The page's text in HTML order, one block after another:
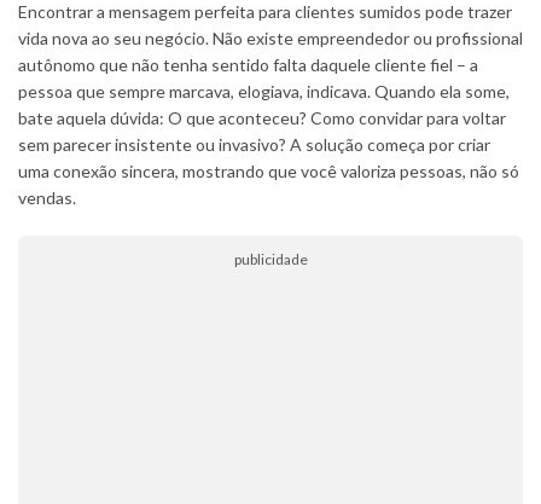
Encontrar a mensagem perfeita para clientes sumidos pode trazer
vida nova ao seu negócio. Não existe empreendedor ou profissional
autônomo que não tenha sentido falta daquele cliente fiel – a
pessoa que sempre marcava, elogiava, indicava. Quando ela some,
bate aquela dúvida: O que aconteceu? Como convidar para voltar
sem parecer insistente ou invasivo? A solução começa por criar
uma conexão sincera, mostrando que você valoriza pessoas, não só
vendas.
publicidade